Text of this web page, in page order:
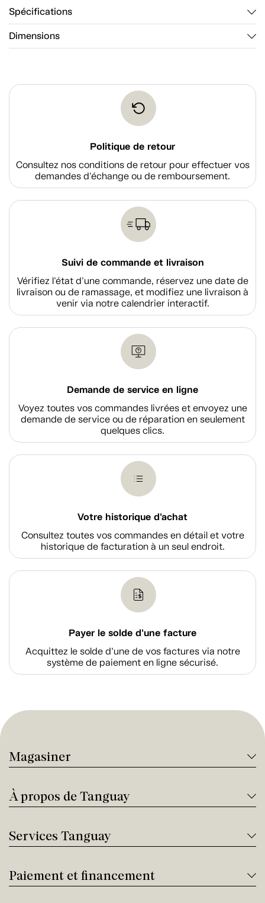
Spécifications
Dimensions
Politique de retour
Consultez nos conditions de retour pour effectuer vos
demandes d'échange ou de remboursement.
Suivi de commande et livraison
Vérifiez l'état d'une commande, réservez une date de
livraison ou de ramassage, et modifiez une livraison à
venir via notre calendrier interactif.
Demande de service en ligne
Voyez toutes vos commandes livrées et envoyez une
demande de service ou de réparation en seulement
quelques clics.
Votre historique d'achat
Consultez toutes vos commandes en détail et votre
historique de facturation à un seul endroit.
Payer le solde d'une facture
Acquittez le solde d’une de vos factures via notre
système de paiement en ligne sécurisé.
Magasiner
À propos de Tanguay
Services Tanguay
Paiement et financement